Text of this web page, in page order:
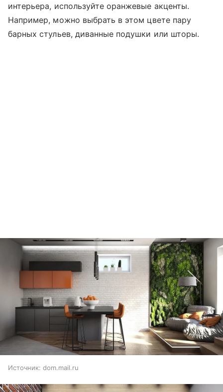
интерьера, используйте оранжевые акценты.
Например, можно выбрать в этом цвете пару
барных стульев, диванные подушки или шторы.
Источник: dom.mail.ru